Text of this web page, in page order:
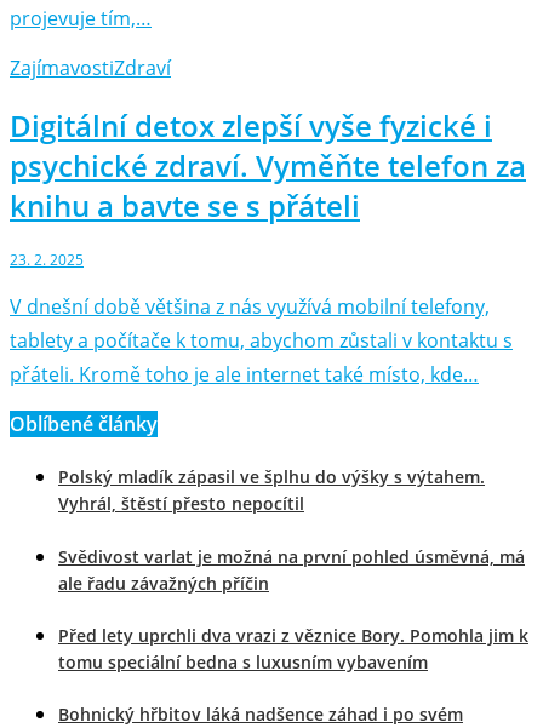
projevuje tím,…
ZajímavostiZdraví
Digitální detox zlepší vyše fyzické i
psychické zdraví. Vyměňte telefon za
knihu a bavte se s přáteli
23. 2. 2025
V dnešní době většina z nás využívá mobilní telefony,
tablety a počítače k tomu, abychom zůstali v kontaktu s
přáteli. Kromě toho je ale internet také místo, kde…
Oblíbené články
Polský mladík zápasil ve šplhu do výšky s výtahem.
Vyhrál, štěstí přesto nepocítil
Svědivost varlat je možná na první pohled úsměvná, má
ale řadu závažných příčin
Před lety uprchli dva vrazi z věznice Bory. Pomohla jim k
tomu speciální bedna s luxusním vybavením
Bohnický hřbitov láká nadšence záhad i po svém